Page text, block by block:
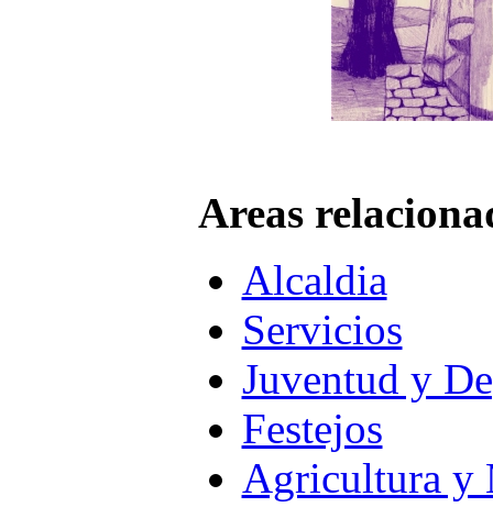
Areas
Alcaldia
Servicios
Juventud y
Festejos
Agricultura y